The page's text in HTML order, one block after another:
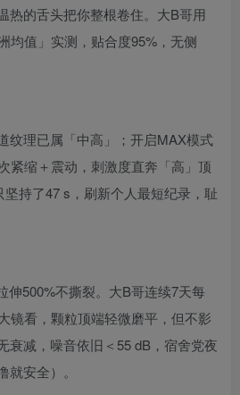
热的舌头把你整根卷住。大B哥用
均值」实测，贴合度95%，无侧
纹理已属「中高」；开启MAX模式
紧缩＋震动，刺激度直奔「高」顶
持了47 s，刷新个人最短纪录，耻
伸500%不撕裂。大B哥连续7天每
镜看，颗粒顶端轻微磨平，但不影
衰减，噪音依旧＜55 dB，宿舍党夜
安全）。